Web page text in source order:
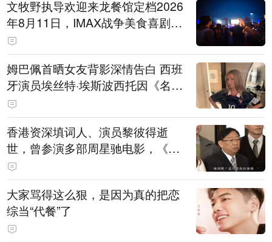
文牧野执导欢迎来龙餐馆定档2026
年8月11日，IMAX战争美食喜剧温
情上映
姆巴佩首晒女友背影深情告白 西班
牙演员埃丝特·埃斯波西托因《名校
风暴》走红
香港资深填词人、演员黎彼得逝
世，曾参演多部周星驰电影，《财
神到》由他填词
大家骂得这么狠，是因为真的把恋
综当“代餐”了